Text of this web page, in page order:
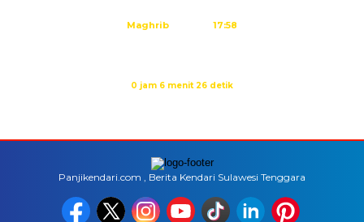
Maghrib 17:58
0 jam 6 menit 26 detik
Panjikendari.com , Berita Kendari Sulawesi Tenggara